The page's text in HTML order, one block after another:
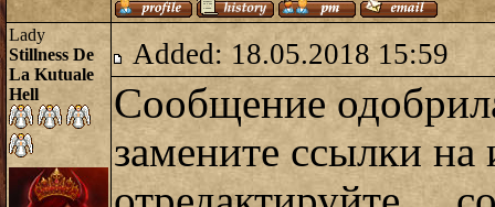
Lady
Stillness De
La Kutuale
Hell
Added: 18.05.2018 15:59
Сообщение
замените ссылки